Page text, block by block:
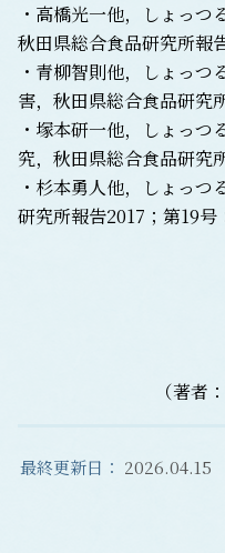
・高橋光一他，しょっつ
秋田県総合食品研究所報
・青柳智則他，しょっつ
害，秋田県総合食品研究
・塚本研一他，しょっ
究，秋田県総合食品研究
・杉本勇人他，しょっ
研究所報告2017；第19号
（著者
最終更新日： 2026.04.15